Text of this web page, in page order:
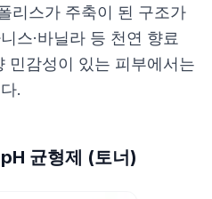
리스가 주축이 된 구조가
스·바닐라 등 천연 향료
민감성이 있는 피부에서는
.
균형제 (토너)